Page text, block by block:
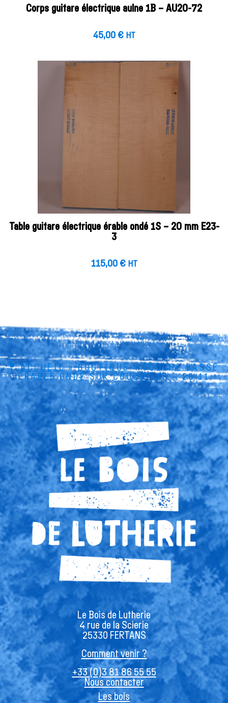
Corps guitare électrique aulne 1B – AU20-72
45,00 € HT
Table guitare électrique érable ondé 1S – 20 mm E23-
3
115,00 € HT
ACCUEIL»BOUTIQUE»TOUCHE BASSE
ÉRABLE ONDÉ SUR COUCHE 1S – 26.11
Le Bois de Lutherie
4 rue de la Scierie
25330 FERTANS
Comment venir ?
+33 (0)3 81 86 55 55
Nous contacter
Les bois